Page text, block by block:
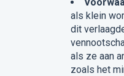
als klein
dit
als ze aan
zoals het